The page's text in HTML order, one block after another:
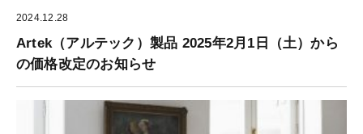
2024.12.28
Artek（アルテック）製品 2025年2月1日（土）から
の価格改定のお知らせ